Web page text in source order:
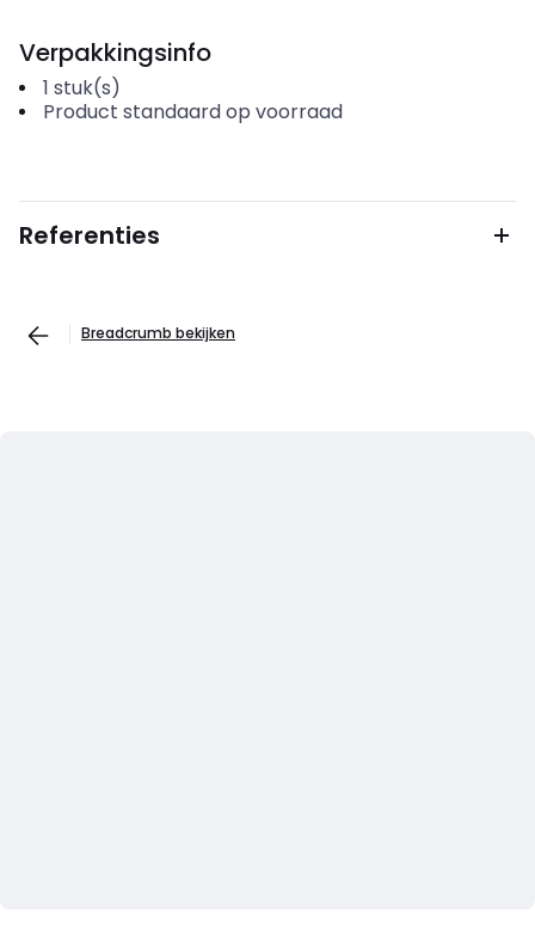
Verpakkingsinfo
1 stuk(s)
Product standaard op voorraad
Referenties
Breadcrumb bekijken